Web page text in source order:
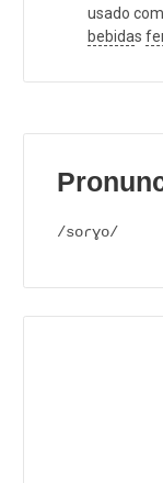
usado
bebidas
/soɾɣo/